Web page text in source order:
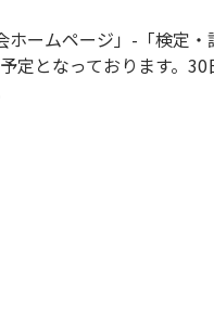
ームページ」-「検定
となっております。